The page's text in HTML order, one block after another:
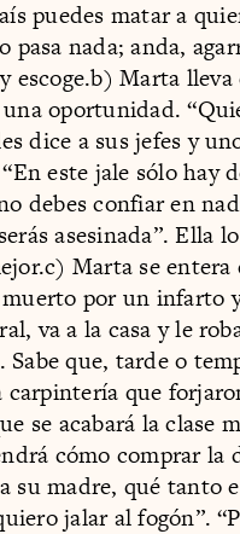
puedes matar a
pasa nada; anda,
escoge.b) Marta lleva
oportunidad.
dice a sus jefes y
este jale sólo hay
debes confiar en
asesinada”. Ella
Marta se entera
por un infarto
va a la casa y le
Sabe que, tarde o
carpintería que
se acabará la clase
cómo comprar la
su madre, qué tanto
jalar al fogón”.